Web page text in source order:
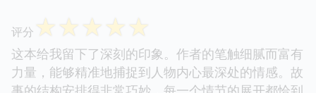
评分 ☆☆☆☆☆
这本给我留下了深刻的印象。作者的笔触细腻而富有
力量，能够精准地捕捉到人物内心最深处的情感。故